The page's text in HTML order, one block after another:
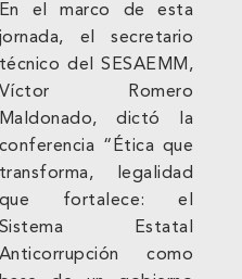
En el marco de esta
jornada, el secretario
técnico del SESAEMM,
Víctor Romero
Maldonado, dictó la
conferencia “Ética que
transforma, legalidad
que fortalece: el
Sistema Estatal
Anticorrupción como